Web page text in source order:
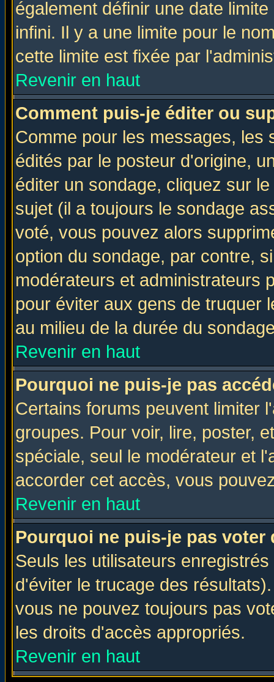
également définir une date
infini. Il y a une limite pour le
cette limite est fixée par
Revenir en haut
Comment puis-je éditer ou
Comme pour les messages, les
édités par le posteur d'origine,
éditer un sondage, cliquez sur
sujet (il a toujours le sondage
voté, vous pouvez alors
option du sondage, par contre,
modérateurs et administrateurs
pour éviter aux gens de truquer
au milieu de la durée du
Revenir en haut
Pourquoi ne puis-je pas
Certains forums peuvent limiter
groupes. Pour voir, lire, poster,
spéciale, seul le modérateur et
accorder cet accès, vous
Revenir en haut
Pourquoi ne puis-je pas voter
Seuls les utilisateurs
d'éviter le trucage des
vous ne pouvez toujours pas
les droits d'accès appropriés.
Revenir en haut